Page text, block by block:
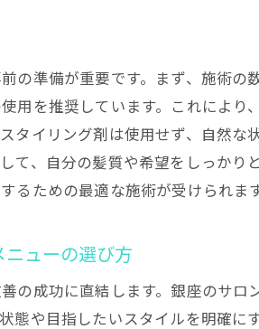
縮毛矯正で変わる
新しい髪質で叶え
縮毛矯正後のスタ
髪の可能性を引き
髪質改善で得られ
自信を持って過ご
の準備が重要です。まず、施術
用を推奨しています。これによ
タイリング剤は使用せず、自然
て、自分の髪質や希望をしっか
るための最適な施術が受けられます
ューの選び方
の成功に直結します。銀座のサ
態や目指したいスタイルを明確